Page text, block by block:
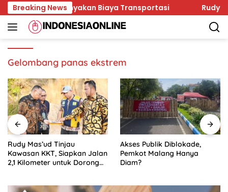
Skip
to
content
Breaking News
HMI Pertanyakan Biaya Transportasi Rudy
Gelombang panas ekstrem
Rudy Mas’ud Tinjau
Kawasan KKT, Siapkan Jalan
2,1 Kilometer untuk Dorong
Akses Publik Diblokade,
Pemkot Malang Hanya
Diam?